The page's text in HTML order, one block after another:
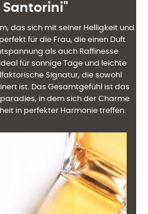
Santorini"
das sich mit seiner Helligkeit und
für die Frau, die einen Duft
als auch Raffinesse
für sonnige Tage und leichte
Signatur, die sowohl
ist. Das Gesamtgefühl ist das
in dem sich der Charme
in perfekter Harmonie treffen.